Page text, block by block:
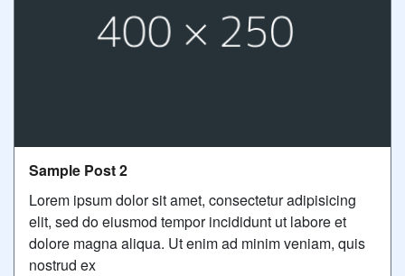
Sample Post 2
Lorem ipsum dolor sit amet, consectetur adipisicing
elit, sed do eiusmod tempor incididunt ut labore et
dolore magna aliqua. Ut enim ad minim veniam, quis
nostrud ex